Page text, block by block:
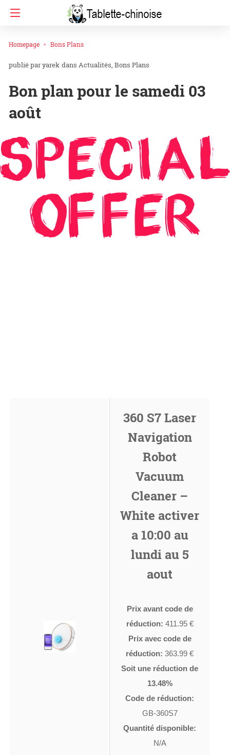
Homepage Bons Plans
yarek dans Actualités Bons Plans
Bon plan pour le samedi 03
août
360 S7 Laser
Navigation
Robot
Vacuum
Cleaner –
White activer
a 10:00 au
lundi au 5
aout
Prix avant code de
réduction: 411.95 €
Prix avec code de
réduction: 363.99 €
Soit une réduction de
13.48%
Code de réduction:
GB-360S7
Quantité disponible:
N/A